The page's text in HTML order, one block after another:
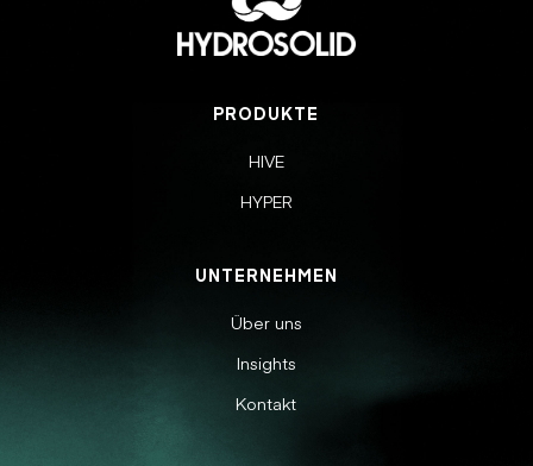
PRODUKTE
HIVE
HYPER
UNTERNEHMEN
Über uns
Insights
Kontakt